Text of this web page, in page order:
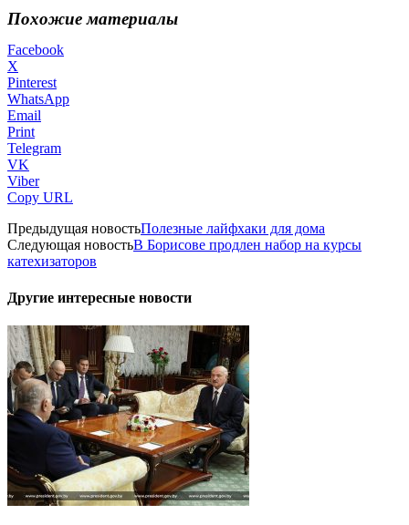
Похожие материалы
Facebook
X
Pinterest
WhatsApp
Email
Print
Telegram
VK
Viber
Copy URL
Предыдущая новостьПолезные лайфхаки для дома
Следующая новостьВ Борисове продлен набор на курсы
катехизаторов
Другие интересные новости